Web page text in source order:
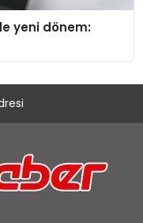
yeni dönem: